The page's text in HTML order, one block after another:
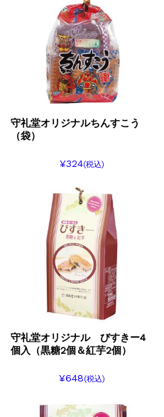
守礼堂オリジナルちんすこう
（袋）
¥324(税込)
守礼堂オリジナル びすきー4
個入（黒糖2個＆紅芋2個）
¥648(税込)